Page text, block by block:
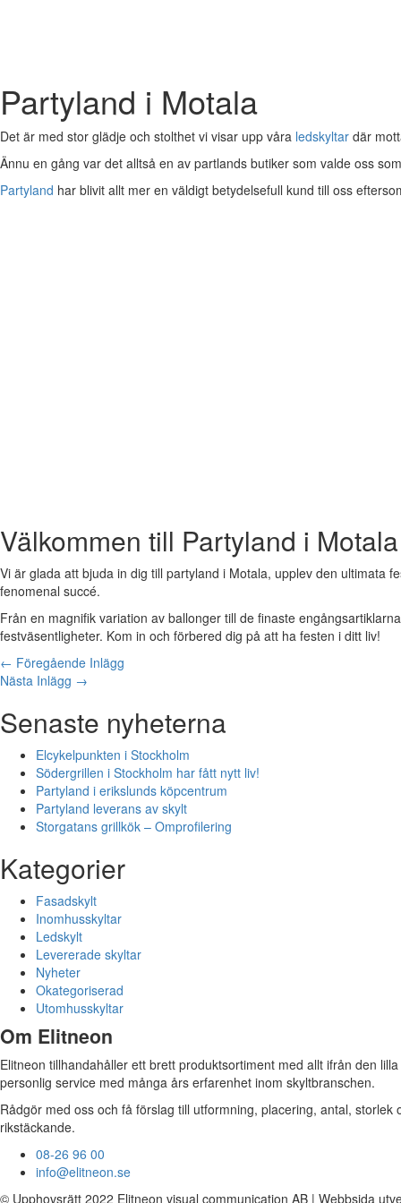
Partyland i Motala
Det är med stor glädje och stolthet vi visar upp våra ledskyltar där
Ännu en gång var det alltså en av partlands butiker som valde oss
Partyland har blivit allt mer en väldigt betydelsefull kund till oss
Välkommen till Partyland i Motala
Vi är glada att bjuda in dig till partyland i Motala, upplev den ultimata
fenomenal succé.
Från en magnifik variation av ballonger till de finaste
festväsentligheter. Kom in och förbered dig på att ha festen i ditt liv!
← Föregående Inlägg
Nästa Inlägg →
Senaste nyheterna
Elcykelpunkten i Stockholm
Södergrillen i Stockholm har fått nytt liv!
Partyland i erikslunds köpcentrum
Partyland leverans av skylt
Storgatans grillkök – Omprofilering
Kategorier
Fasadskylt
Inomhusskyltar
Ledskylt
Levererade skyltar
Nyheter
Okategoriserad
Utomhusskyltar
Om Elitneon
Elitneon tillhandahåller ett brett produktsortiment med allt ifrån den
personlig service med många års erfarenhet inom skyltbranschen.
Rådgör med oss och få förslag till utformning, placering, antal,
rikstäckande.
08-26 96 00
info@elitneon.se
© Upphovsrätt 2022 Elitneon visual communication AB | Webbsida